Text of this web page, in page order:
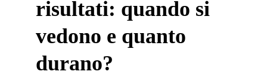
risultati: quando si
vedono e quanto
durano?